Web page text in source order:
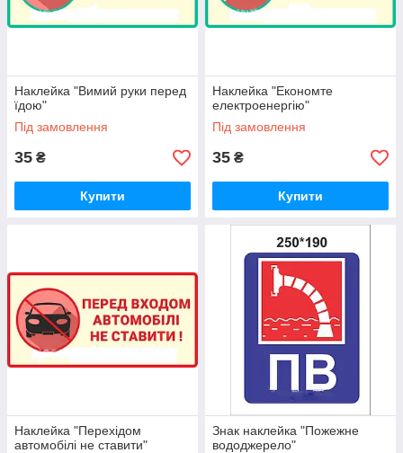
Наклейка "Вимий руки перед
їдою"
Під замовлення
35 ₴
Купити
Наклейка "Економте
електроенергію"
Під замовлення
35 ₴
Купити
Наклейка "Перехідом
автомобілі не ставити"
Знак наклейка "Пожежне
вододжерело"